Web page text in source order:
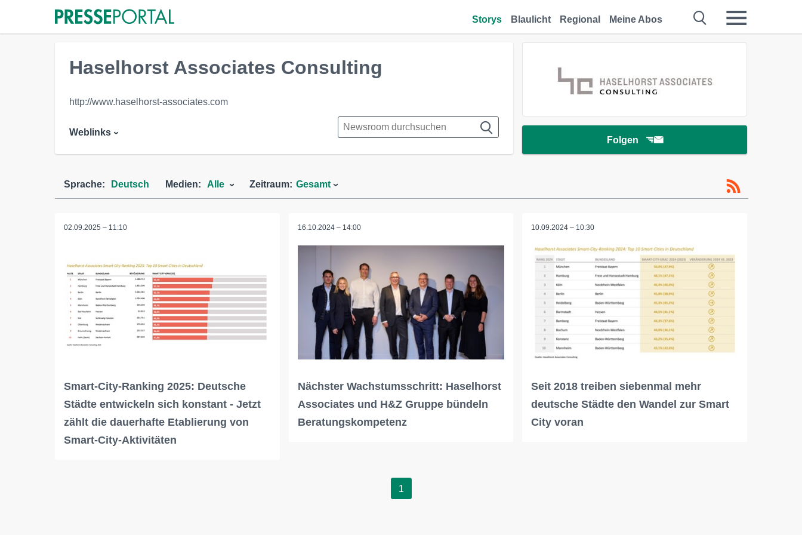
Storys Blaulicht Regional Meine Abos
Folgen
Haselhorst Associates Consulting
http://www.haselhorst-associates.com
Weblinks
Sprache: Deutsch Medien: Alle Zeitraum: Gesamt
02.09.2025 – 11:10
Smart-City-Ranking 2025: Deutsche
Städte entwickeln sich konstant - Jetzt
zählt die dauerhafte Etablierung von
Smart-City-Aktivitäten
16.10.2024 – 14:00
Nächster Wachstumsschritt: Haselhorst
Associates und H&Z Gruppe bündeln
Beratungskompetenz
10.09.2024 – 10:30
Seit 2018 treiben siebenmal mehr
deutsche Städte den Wandel zur Smart
City voran
1